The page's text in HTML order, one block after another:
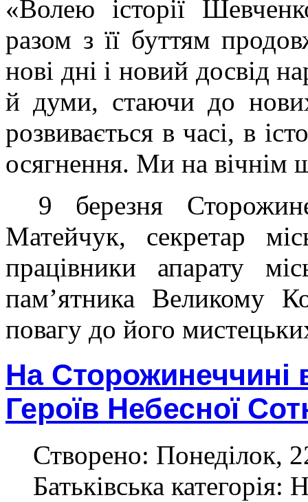
«Волею історії
разом з її буттям
нові дні і новий досвід
й думи, стаючи до
розвивається в часі, в
осягнення. Ми на вічнім
9 березня
Матейчук, секретар
працівники апарату
пам’ятника Великому
повагу до його
На
Героїв Небесної
Створено: Понеділок,
Батьківська категорія: